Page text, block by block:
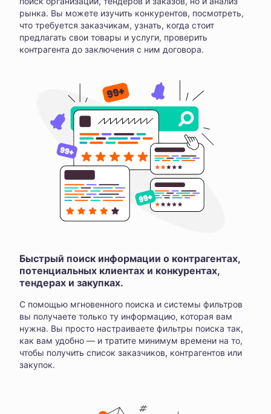
рынка. Вы можете изучить конкурентов, посмотреть,
что требуется заказчикам, узнать, когда стоит
предлагать свои товары и услуги, проверить
контрагента до заключения с ним договора.
Быстрый поиск информации о контрагентах,
потенциальных клиентах и конкурентах,
тендерах и закупках.
С помощью мгновенного поиска и системы фильтров
вы получаете только ту информацию, которая вам
нужна. Вы просто настраиваете фильтры поиска так,
как вам удобно — и тратите минимум времени на то,
чтобы получить список заказчиков, контрагентов или
закупок.